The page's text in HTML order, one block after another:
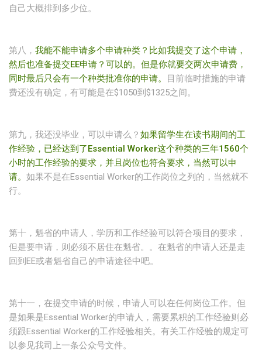
自己大概排到多少位。
第八， 我能不能申请多个申请种类？比如我提交了这个申请，
然后也准备提交EE申请？可以的。但是你就要交两次申请费，
同时最后只会有一个种类批准你的申请。
目前临时措施的申请
费还没有确定，有可能是在$1050到$1325之间。
第九，我还没毕业，可以申请么？ 如果留学生在读书期间的工
作经验，已经达到了Essential Worker这个种类的三年1560个
小时的工作经验的要求，并且岗位也符合要求，当然可以申
请。 如果不是在Essential Worker的工作岗位之列的，当然就不
行。
第十，魁省的申请人，学历和工作经验可以符合项目的要求，
但是要申请，则必须不居住在魁省。。在魁省的申请人还是走
回到EE或者魁省自己的申请途径中吧。
第十一，在提交申请的时候，申请人可以在任何岗位工作。但
是如果是Essential Worker的申请人，需要累积的工作经验则必
须跟Essential Worker的工作经验相关。有关工作经验的规定可
以参见我司上一条公众号文件。